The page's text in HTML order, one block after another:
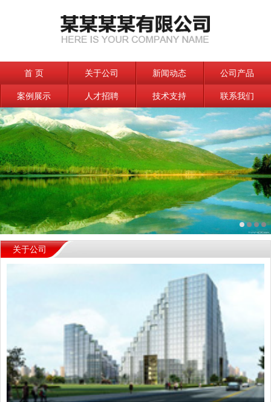
首 页 关于公司 新闻动态 公司产品
案例展示 人才招聘 技术支持 联系我们
关于公司